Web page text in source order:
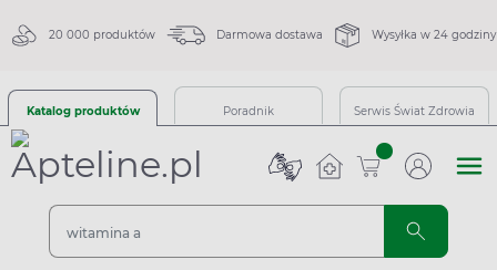
20 000 produktów Darmowa dostawa Wysyłka w 24 godziny
Katalog produktów Poradnik Serwis Świat Zdrowia
sztuk